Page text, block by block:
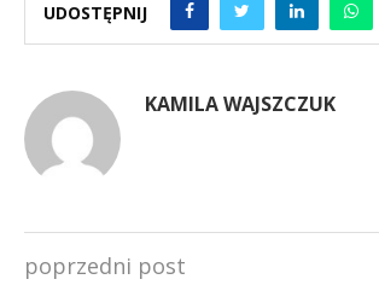
UDOSTĘPNIJ
KAMILA WAJSZCZUK
poprzedni post